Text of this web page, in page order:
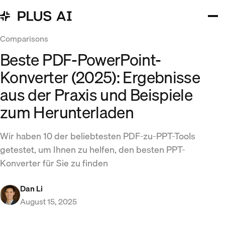
Comparisons
Beste PDF-PowerPoint-
Konverter (2025): Ergebnisse
aus der Praxis und Beispiele
zum Herunterladen
Wir haben 10 der beliebtesten PDF-zu-PPT-Tools
getestet, um Ihnen zu helfen, den besten PPT-
Konverter für Sie zu finden
Dan Li
August 15, 2025